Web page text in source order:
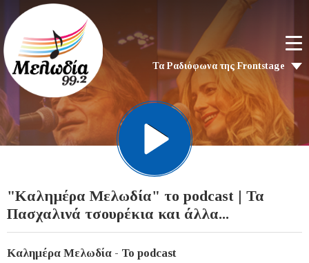
Τα Ραδιόφωνα της Frontstage
"Καλημέρα Μελωδία" το podcast | Τα
Πασχαλινά τσουρέκια και άλλα...
Καλημέρα Μελωδία - Το podcast